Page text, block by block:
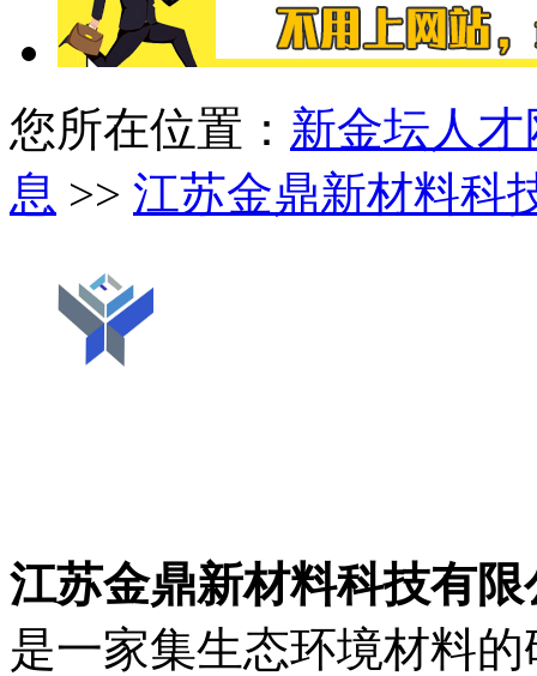
您所在位置： 新金坛人才
息 >> 江苏金鼎新材料科
江苏金鼎新材料科技有限
是一家集生态环境材料